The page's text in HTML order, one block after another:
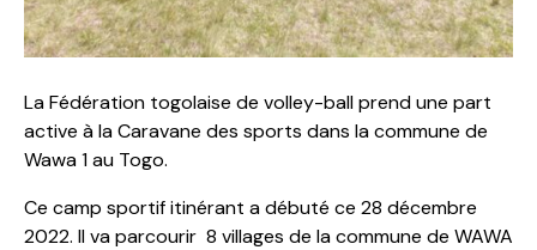
La Fédération togolaise de volley-ball prend une part
active à la Caravane des sports dans la commune de
Wawa 1 au Togo.
Ce camp sportif itinérant a débuté ce 28 décembre
2022. Il va parcourir 8 villages de la commune de WAWA